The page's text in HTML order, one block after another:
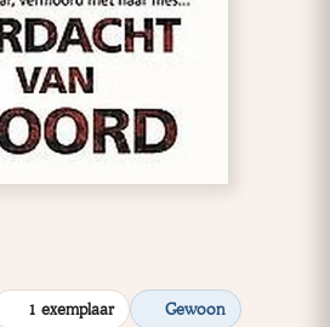
1 exemplaar Gewoon